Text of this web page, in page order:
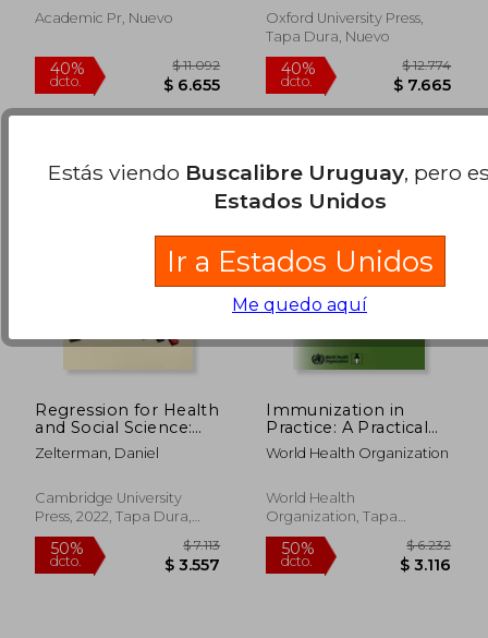
dcto. dcto.
50%
dcto.
$ 8.631
$ 4.316
50%
dcto. $
Academic Pr, Nuevo
Michael H.
Oxford University Press,
Tapa Dura, Nuevo
Regression for Health
and Social Science:
Applied Linear
Models with R (en
Zelterman, Daniel
Cambridge University
Press, 2022, Tapa Dura,
Nuevo
Immunization in
Practice: A Practical
Guide for Health Staff
(en Inglés)
World Health Organization
World Health
Organization, Tapa
Blanda, Nuevo
Estás viendo Buscalibre Uruguay, pero
Estados Unidos
Ir a Estados Unidos
Me quedo aquí